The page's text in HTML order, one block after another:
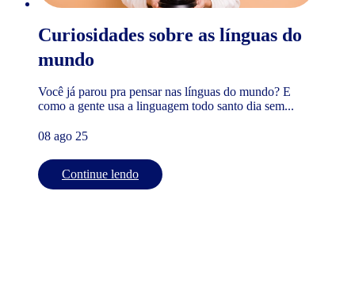
Curiosidades sobre as línguas do
mundo
Você já parou pra pensar nas línguas do mundo? E
como a gente usa a linguagem todo santo dia sem...
08 ago 25
Continue lendo